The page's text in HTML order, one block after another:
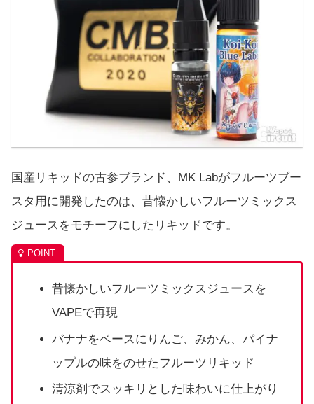
国産リキッドの古参ブランド、MK Labがフルーツブー
スタ用に開発したのは、昔懐かしいフルーツミックス
ジュースをモチーフにしたリキッドです。
昔懐かしいフルーツミックスジュースを
VAPEで再現
バナナをベースにりんご、みかん、パイナ
ップルの味をのせたフルーツリキッド
清涼剤でスッキリとした味わいに仕上がり